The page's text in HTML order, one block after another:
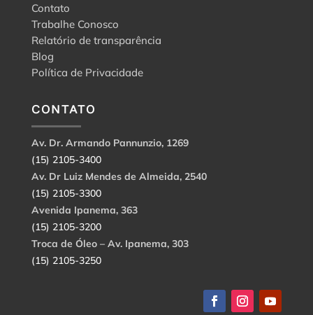
Contato
Trabalhe Conosco
Relatório de transparência
Blog
Política de Privacidade
CONTATO
Av. Dr. Armando Pannunzio, 1269
(15) 2105-3400
Av. Dr Luiz Mendes de Almeida, 2540
(15) 2105-3300
Avenida Ipanema, 363
(15) 2105-3200
Troca de Óleo – Av. Ipanema, 303
(15) 2105-3250